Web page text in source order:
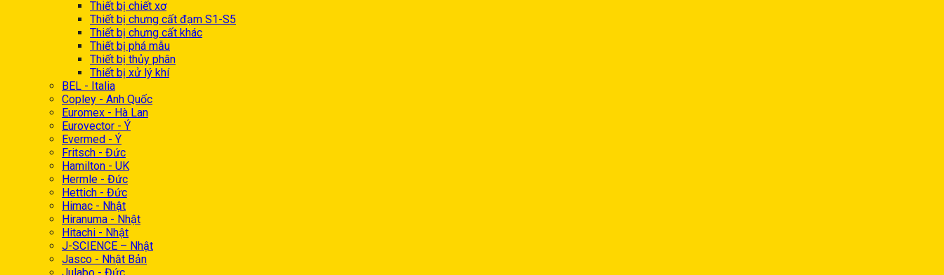
Thiết bị chiết xơ
Thiết bị chưng cất đạm S1-S5
Thiết bị chưng cất khác
Thiết bị phá mẫu
Thiết bị thủy phân
Thiết bị xử lý khí
BEL - Italia
Copley - Anh Quốc
Euromex - Hà Lan
Eurovector - Ý
Evermed - Ý
Fritsch - Đức
Hamilton - UK
Hermle - Đức
Hettich - Đức
Himac - Nhật
Hiranuma - Nhật
Hitachi - Nhật
J-SCIENCE – Nhật
Jasco - Nhật Bản